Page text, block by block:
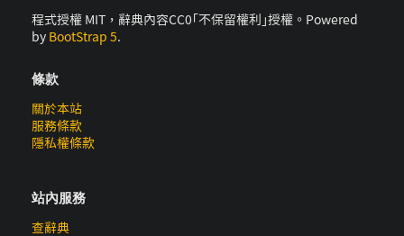
程式授權 MIT，辭典內容CC0｢不保留權利｣授權。Powered
by BootStrap 5.
條款
關於本站
服務條款
隱私權條款
站內服務
查辭典